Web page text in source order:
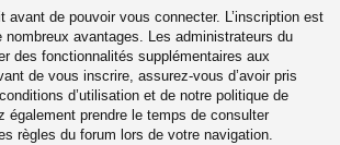
avant de pouvoir vous connecter. L’inscription est
nombreux avantages. Les administrateurs du
des fonctionnalités supplémentaires aux
de vous inscrire, assurez-vous d’avoir pris
d’utilisation et de notre politique de
également prendre le temps de consulter
règles du forum lors de votre navigation.